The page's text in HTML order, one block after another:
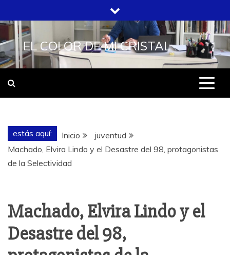
al
contenido
EL COLOR DE MI CRISTAL
estás aquí: Inicio
juventud
Machado, Elvira Lindo y el Desastre del 98, protagonistas
de la Selectividad
Machado, Elvira Lindo y el
Desastre del 98,